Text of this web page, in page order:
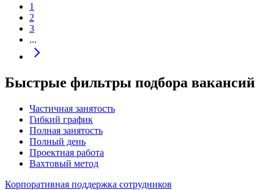
1
2
3
...
Быстрые фильтры подбора вакансий
Частичная занятость
Гибкий график
Полная занятость
Полный день
Проектная работа
Вахтовый метод
Корпоративная поддержка сотрудников